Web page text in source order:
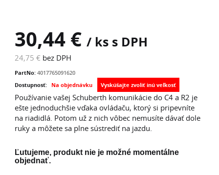
30,44 € / ks s DPH
24,75 € bez DPH
PartNo: 4017765091620
Dostupnosť:
Na objednávku
Používanie vašej Schuberth komunikácie do C4 a R2 je
ešte jednoduchšie vďaka ovládaču, ktorý si pripevníte
na riadidlá. Potom už z nich vôbec nemusíte dávať dole
ruky a môžete sa plne sústrediť na jazdu.
Ľutujeme, produkt nie je možné momentálne
objednať.